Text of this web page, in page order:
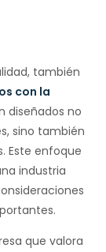
también
con la
diseñados no
sino también
Este enfoque
industria
que valora